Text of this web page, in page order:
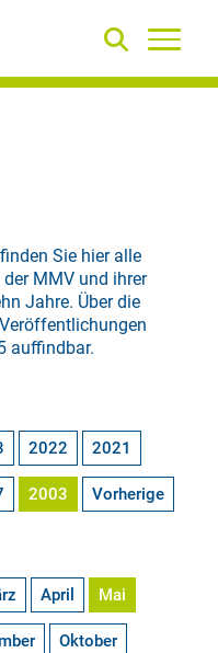
Sie hier alle
MMV und ihrer
Jahre. Über die
auffindbar.
2022 2021
2003 Vorherige
April Mai
Oktober